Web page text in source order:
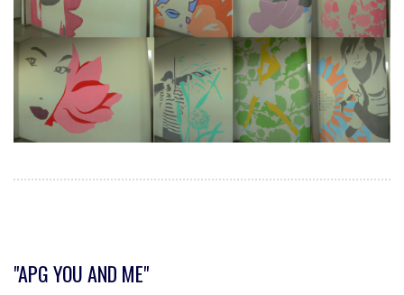
"APG YOU AND ME"